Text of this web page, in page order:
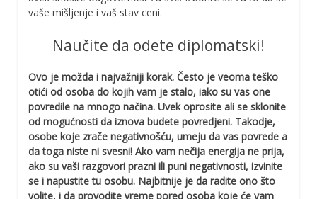
vaše mišljenje i vaš stav ceni.
Naučite da odete diplomatski!
Ovo je možda i najvažniji korak. Često je veoma teško
otići od osoba do kojih vam je stalo, iako su vas one
povredile na mnogo načina. Uvek oprosite ali se sklonite
od mogućnosti da iznova budete povredjeni. Takodje,
osobe koje zrače negativnošću, umeju da vas povrede a
da toga niste ni svesni! Ako vam nečija energija ne prija,
ako su vaši razgovori prazni ili puni negativnosti, izvinite
se i napustite tu osobu. Najbitnije je da radite ono što
volite, i da provodite vreme pored osoba koje će vam